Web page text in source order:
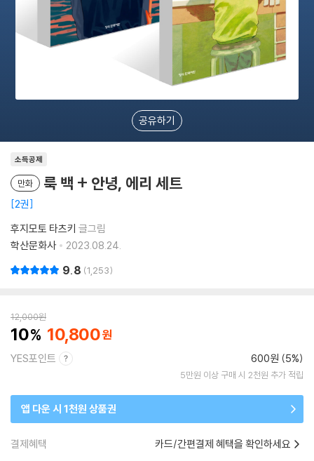
공유하기
소득공제
만화 룩 백 + 안녕, 에리 세트
2권
후지모토 타츠키 글그림
학산문화사
2023.08.24.
9.8 1,253
12,000원
10 10,800
YES포인트 600원 (5%)
5만원 이상 구매 시 2천원 추가 적립
앱 다운 시 1천원 상품권
결제혜택 카드/간편결제 혜택을 확인하세요